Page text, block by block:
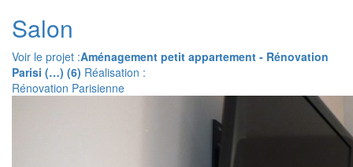
Salon
Voir le projet :Aménagement petit appartement - Rénovation
Parisi (…) (6) Réalisation :
Rénovation Parisienne